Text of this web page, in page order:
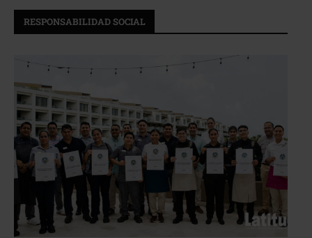
RESPONSABILIDAD SOCIAL